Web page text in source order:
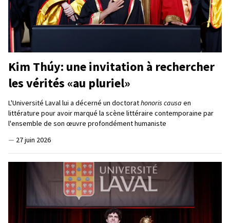
Kim Thúy: une invitation à rechercher
les vérités «au pluriel»
L'Université Laval lui a décerné un doctorathonoris causa en
littérature pour avoir marqué la scène littéraire contemporaine par
l'ensemble de son œuvre profondément humaniste
— 27 juin 2026